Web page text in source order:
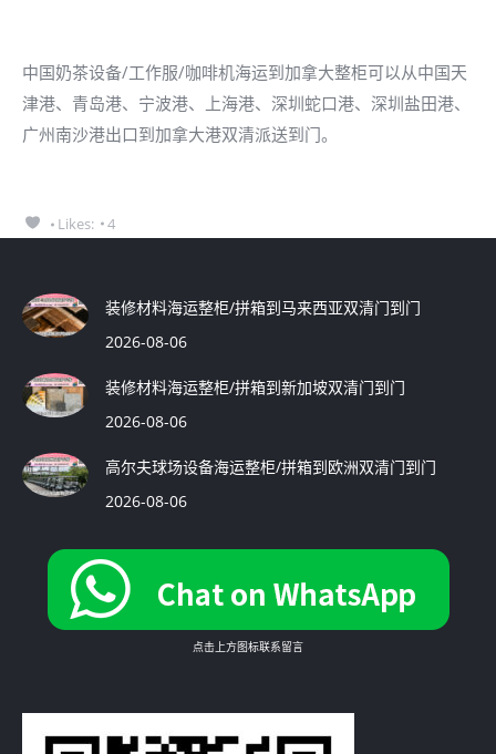
中国奶茶设备/工作服/咖啡机海运到加拿大整柜可以从中国天
津港、青岛港、宁波港、上海港、深圳蛇口港、深圳盐田港、
广州南沙港出口到加拿大港双清派送到门。
Likes: 4
装修材料海运整柜/拼箱到马来西亚双清门到门
2026-08-06
装修材料海运整柜/拼箱到新加坡双清门到门
2026-08-06
高尔夫球场设备海运整柜/拼箱到欧洲双清门到门
2026-08-06
点击上方图标联系留言